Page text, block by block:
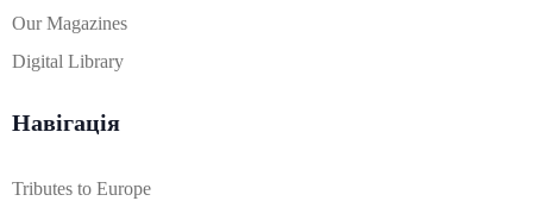
Our Magazines
Digital Library
Навігація
Tributes to Europe